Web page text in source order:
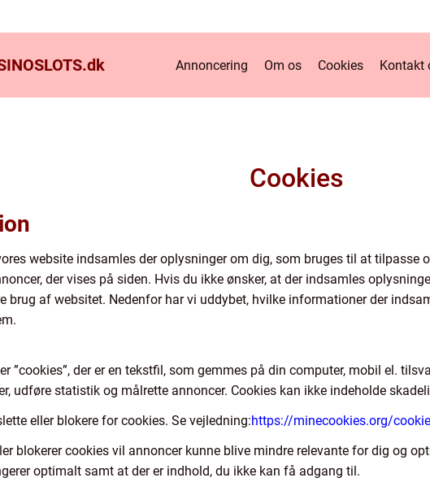
dk Annoncering Om os Cookies Kontakt
Cookies
website indsamles der oplysninger om dig, som bruges til at tilpasse
der vises på siden. Hvis du ikke ønsker, at der indsamles
brug af websitet. Nedenfor har vi uddybet, hvilke informationer der
”cookies”, der er en tekstfil, som gemmes på din computer, mobil el.
udføre statistik og målrette annoncer. Cookies kan ikke indeholde
eller blokere for cookies. Se vejledning:https://minecookies.org/
blokerer cookies vil annoncer kunne blive mindre relevante for dig og
optimalt samt at der er indhold, du ikke kan få adgang til.